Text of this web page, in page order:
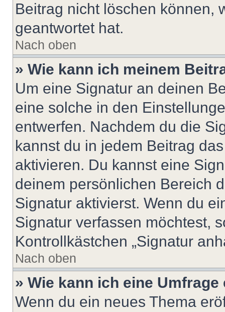
Beitrag nicht löschen können,
geantwortet hat.
Nach oben
» Wie kann ich meinem
Um eine Signatur an deinen
eine solche in den
entwerfen. Nachdem du die
kannst du in jedem Beitrag
aktivieren. Du kannst eine
deinem persönlichen Bereich
Signatur aktivierst. Wenn du
Signatur verfassen möchtest,
Kontrollkästchen „Signatur
Nach oben
» Wie kann ich eine
Wenn du ein neues Thema